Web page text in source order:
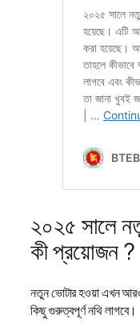
২০২৫ সালে
কী প্রয়োজন ?
নতুন ভোটার হওয়া এখন
কিছু গুরুত্বপূর্ণ নথি লাগবে।